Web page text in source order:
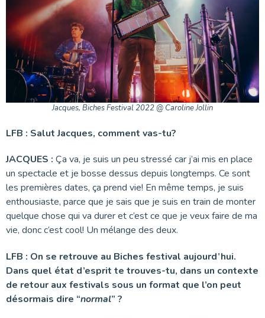
Jacques, Biches Festival 2022 @ Caroline Jollin
LFB : Salut Jacques, comment vas-tu?
JACQUES : Ça va, je suis un peu stressé car j’ai mis en place
un spectacle et je bosse dessus depuis longtemps. Ce sont
les premières dates, ça prend vie! En même temps, je suis
enthousiaste, parce que je sais que je suis en train de monter
quelque chose qui va durer et c’est ce que je veux faire de ma
vie, donc c’est cool! Un mélange des deux.
LFB : On se retrouve au Biches festival aujourd’hui.
Dans quel état d’esprit te trouves-tu, dans un contexte
de retour aux festivals sous un format que l’on peut
désormais dire “normal” ?